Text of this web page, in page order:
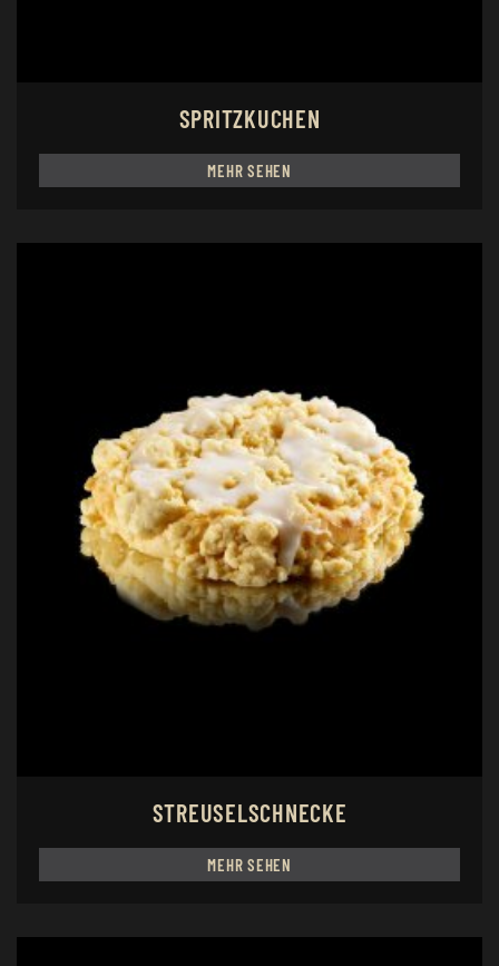
SPRITZKUCHEN
MEHR SEHEN
STREUSELSCHNECKE
MEHR SEHEN